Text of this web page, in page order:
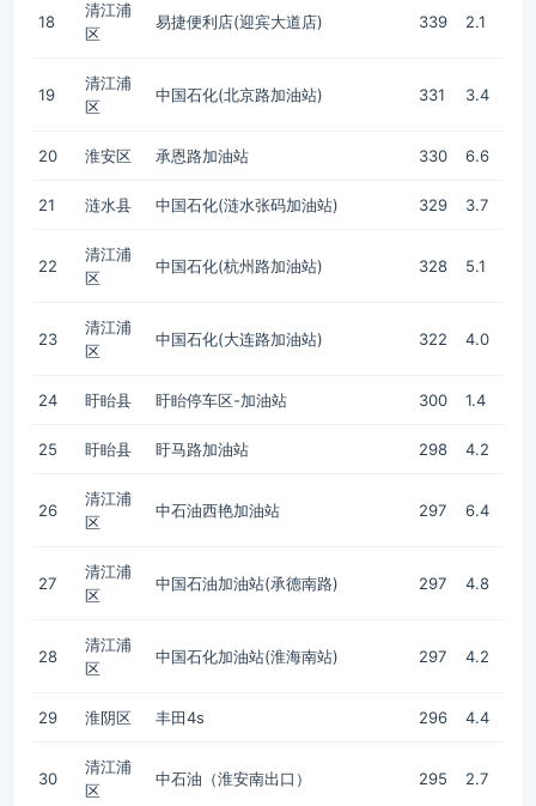
18
清江浦
区
易捷便利店(迎宾大道店) 339 2.1
19
清江浦
区
中国石化(北京路加油站) 331 3.4
20 淮安区 承恩路加油站 330 6.6
21 涟水县 中国石化(涟水张码加油站) 329 3.7
22
清江浦
区
中国石化(杭州路加油站) 328 5.1
23
清江浦
区
中国石化(大连路加油站) 322 4.0
24 盱眙县 盱眙停车区-加油站 300 1.4
25 盱眙县 盱马路加油站 298 4.2
26
清江浦
区
中石油西艳加油站 297 6.4
27
清江浦
区
中国石油加油站(承德南路) 297 4.8
28
清江浦
区
中国石化加油站(淮海南站) 297 4.2
29 淮阴区 丰田4s 296 4.4
30
清江浦
区
中石油（淮安南出口） 295 2.7